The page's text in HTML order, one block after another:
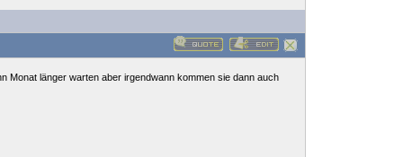
Monat länger warten aber irgendwann kommen sie dann auch